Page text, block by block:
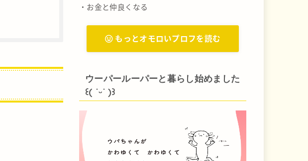
・お金と仲良くなる
もっとオモロいプロフを読む
ウーパールーパーと暮らし始めました
꒰( ˙ᵕ‎˙ )꒱